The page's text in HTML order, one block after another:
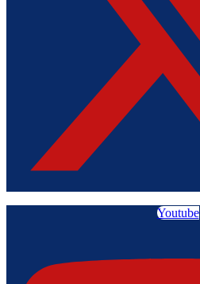
Youtube